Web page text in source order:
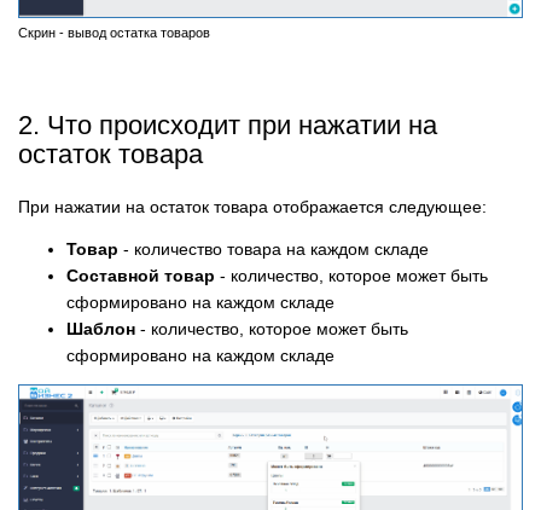
Скрин - вывод остатка товаров
2. Что происходит при нажатии на
остаток товара
При нажатии на остаток товара отображается следующее:
Товар - количество товара на каждом складе
Составной товар - количество, которое может быть
сформировано на каждом складе
Шаблон - количество, которое может быть
сформировано на каждом складе